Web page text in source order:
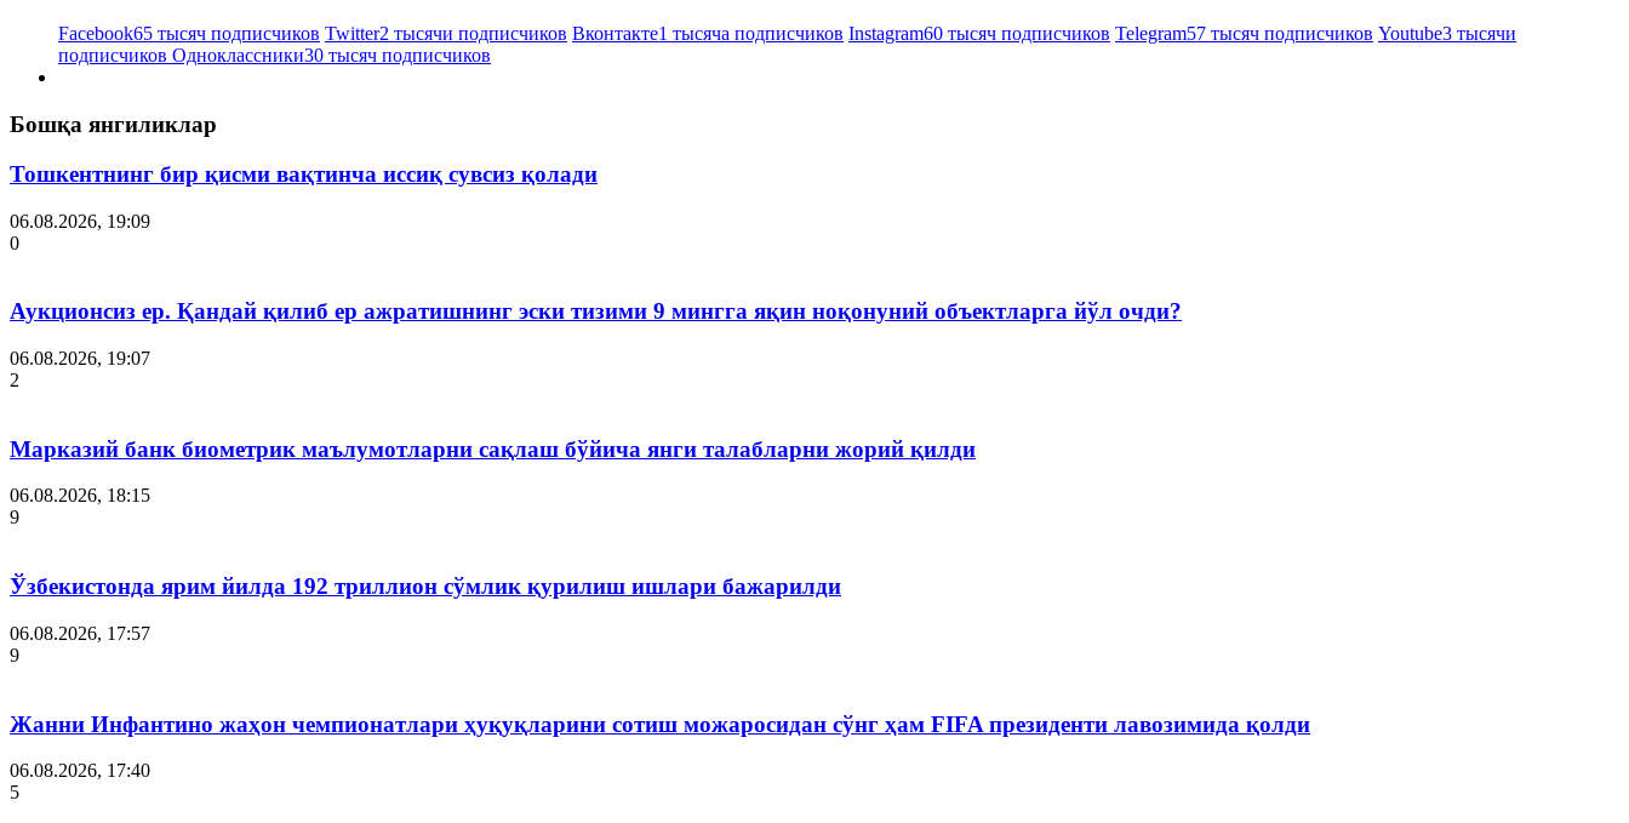
Facebook65 тысяч подписчиков Twitter2 тысячи подписчиков Вконтакте1 тысяча подписчиков Instagram60 тысяч подписчиков Telegram57 тысяч подписчиков Youtube3 тысячи
подписчиков Одноклассники30 тысяч подписчиков
Бошқа янгиликлар
Тошкентнинг бир қисми вақтинча иссиқ сувсиз қолади
06.08.2026, 19:09
0
Аукционсиз ер. Қандай қилиб ер ажратишнинг эски тизими 9 мингга яқин ноқонуний объектларга йўл очди?
06.08.2026, 19:07
2
Марказий банк биометрик маълумотларни сақлаш бўйича янги талабларни жорий қилди
06.08.2026, 18:15
9
Ўзбекистонда ярим йилда 192 триллион сўмлик қурилиш ишлари бажарилди
06.08.2026, 17:57
9
Жанни Инфантино жаҳон чемпионатлари ҳуқуқларини сотиш можаросидан сўнг ҳам FIFA президенти лавозимида қолди
06.08.2026, 17:40
5